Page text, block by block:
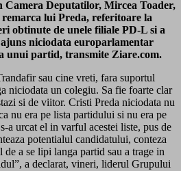
Deputatilor, Mircea Toader,
lui Preda, referitoare la
obtinute de unele filiale PD-L si a
niciodata europarlamentar
unui partid, transmite Ziare.com.
sau cine vreti, fara suportul
niciodata un colegiu. Sa fie foarte clar
si de viitor. Cristi Preda niciodata nu
nu era pe lista partidului si nu era pe
urcat el in varful acestei liste, pus de
potentialul candidatului, conteza
de a se lipi langa partid sau a trage in
a declarat, vineri, liderul Grupului